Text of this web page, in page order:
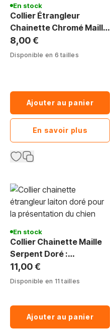
En stock
Collier Étrangleur
Chainette Chromé Maille
Ovale 3 cm : Expo Canine
8,00 €
Disponible en 6 tailles
Ajouter au panier
En savoir plus
En stock
Collier Chainette Maille
Serpent Doré :
Présentation Canine
11,00 €
Disponible en 11 tailles
Ajouter au panier